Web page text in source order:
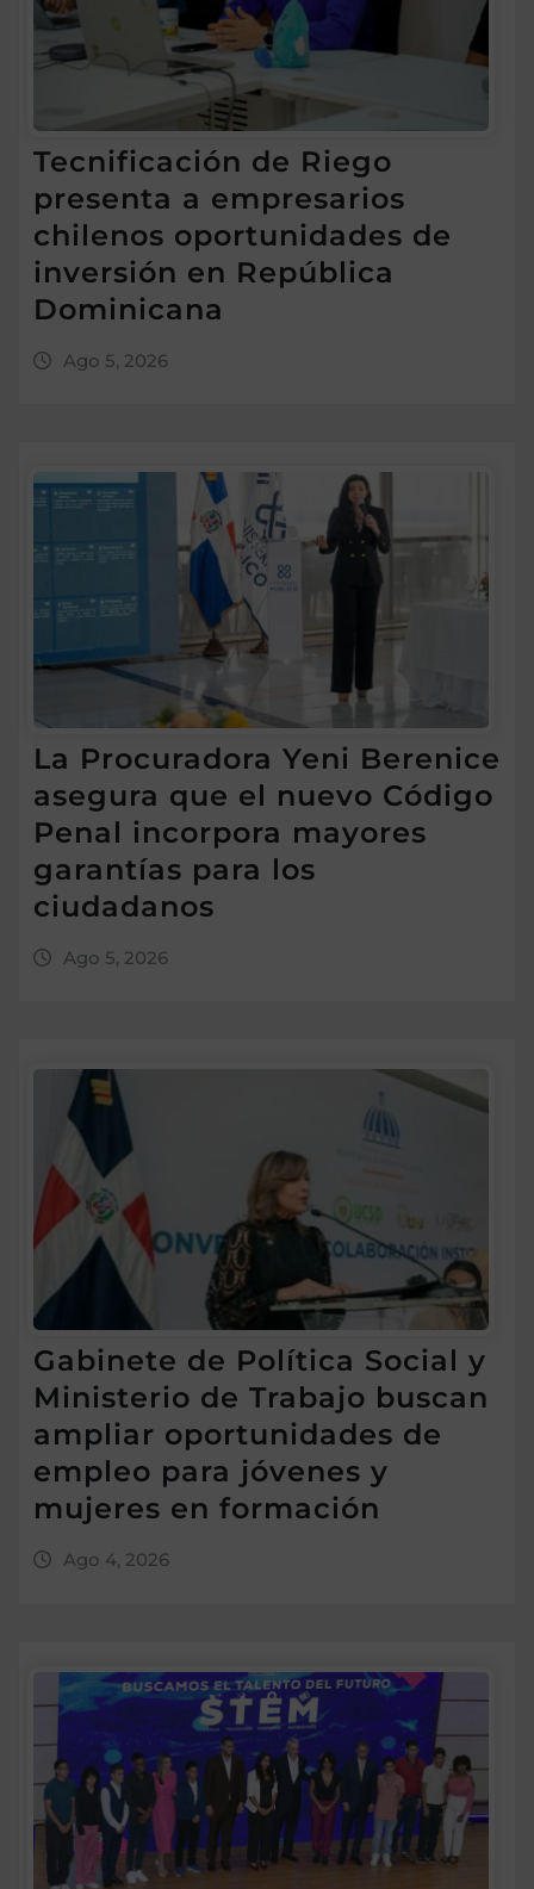
Tecnificación de Riego
presenta a empresarios
chilenos oportunidades de
inversión en República
Dominicana
Ago 5, 2026
La Procuradora Yeni Berenice
asegura que el nuevo Código
Penal incorpora mayores
garantías para los
ciudadanos
Ago 5, 2026
Gabinete de Política Social y
Ministerio de Trabajo buscan
ampliar oportunidades de
empleo para jóvenes y
mujeres en formación
Ago 4, 2026